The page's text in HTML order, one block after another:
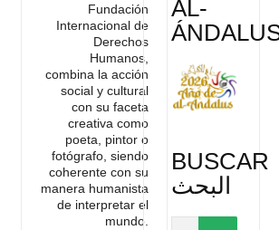
Fundación
Internacional de
Derechos
Humanos,
combina la acción
social y cultural
con su faceta
creativa como
poeta, pintor o
fotógrafo, siendo
coherente con su
manera humanista
de interpretar el
mundo.
AL-
BUSCAR
البحث